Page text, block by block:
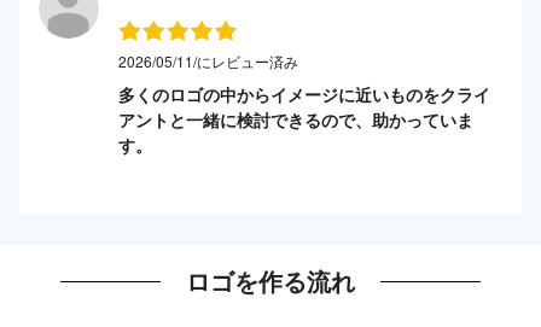
2026/05/11/にレビュー済み
多くのロゴの中からイメージに近いものをクライ
アントと一緒に検討できるので、助かっていま
す。
ロゴを作る流れ